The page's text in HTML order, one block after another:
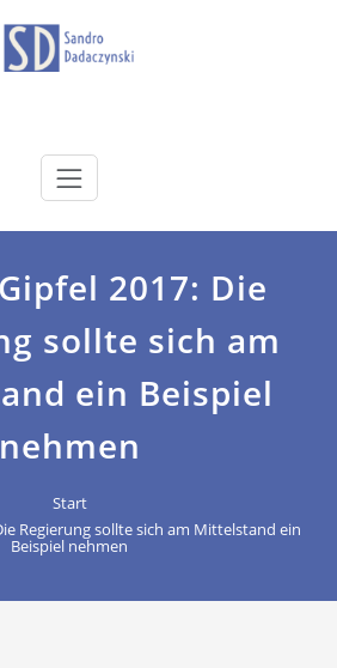
2017: Die
sollte sich am
ein Beispiel
nehmen
Start
Regierung sollte sich am Mittelstand ein
Beispiel nehmen